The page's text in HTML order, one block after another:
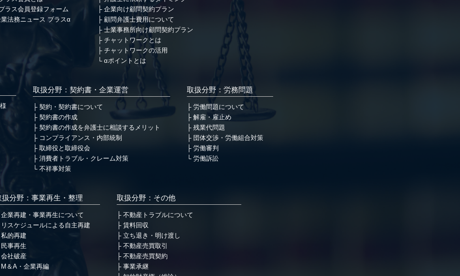
ラス会員登録フォーム
法務ニュース プラスα
企業向け顧問契約プラン
顧問弁護士費用について
士業事務所向け顧問契約プラン
チャットワークとは
チャットワークの活用
αポイントとは
取扱分野：契約書・企業運営
契約・契約書について
契約書の作成
契約書の作成を弁護士に相談するメリット
コンプライアンス・内部統制
取締役と取締役会
消費者トラブル・クレーム対策
不祥事対策
取扱分野：労務問題
労働問題について
解雇・雇止め
残業代問題
団体交渉・労働組合対策
労働審判
労働訴訟
扱分野：事業再生・整理
企業再建・事業再生について
リスケジュールによる自主再建
私的再建
民事再生
会社破産
M＆A・企業再編
取扱分野：その他
不動産トラブルについて
賃料回収
立ち退き・明け渡し
不動産売買取引
不動産売買契約
事業承継